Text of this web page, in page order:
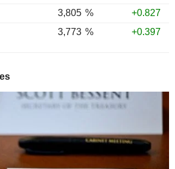
3,805 %
+0.827
3,773 %
+0.397
2,401
1,725% +2.034